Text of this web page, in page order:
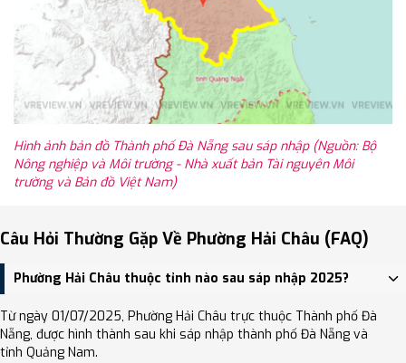
Hình ảnh bản đồ Thành phố Đà Nẵng sau sáp nhập (Nguồn: Bộ
Nông nghiệp và Môi trường - Nhà xuất bản Tài nguyên Môi
trường và Bản đồ Việt Nam)
Câu Hỏi Thường Gặp Về Phường Hải Châu (FAQ)
Phường Hải Châu thuộc tỉnh nào sau sáp nhập 2025?
Từ ngày 01/07/2025, Phường Hải Châu trực thuộc Thành phố Đà
Nẵng, được hình thành sau khi sáp nhập thành phố Đà Nẵng và
tỉnh Quảng Nam.